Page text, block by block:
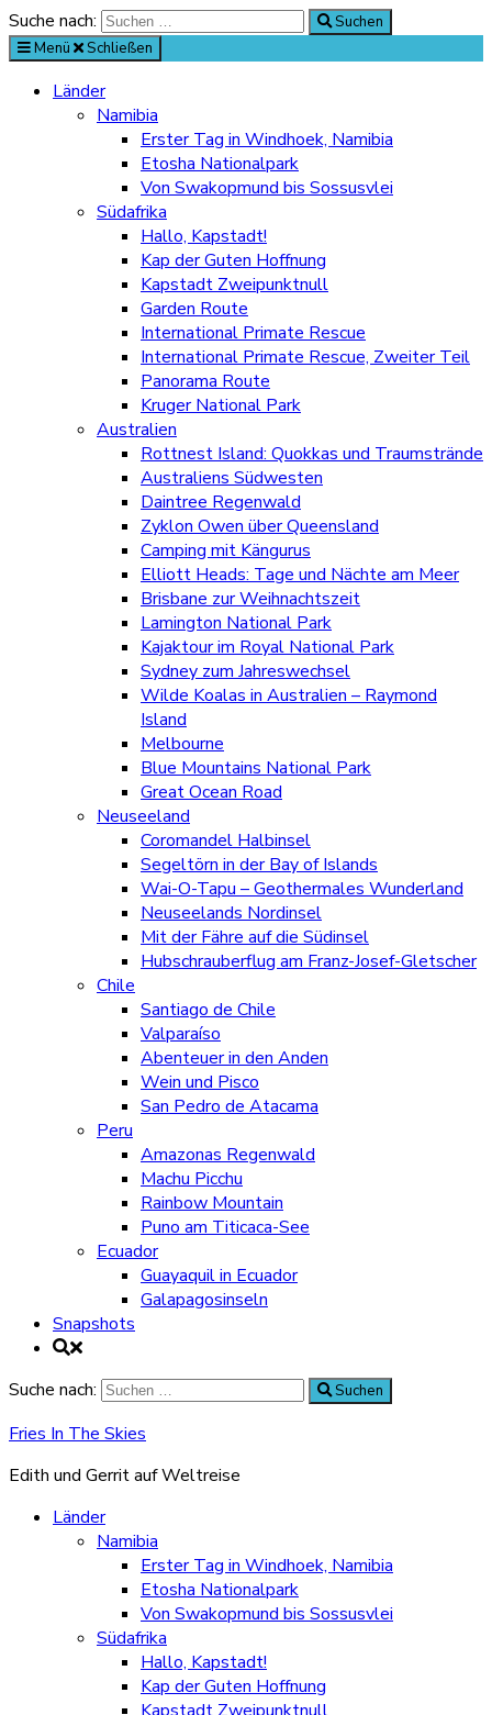
Suche nach:
Suchen
Menü
Schließen
Länder
Namibia
Erster Tag in Windhoek, Namibia
Etosha Nationalpark
Von Swakopmund bis Sossusvlei
Südafrika
Hallo, Kapstadt!
Kap der Guten Hoffnung
Kapstadt Zweipunktnull
Garden Route
International Primate Rescue
International Primate Rescue, Zweiter Teil
Panorama Route
Kruger National Park
Australien
Rottnest Island: Quokkas und Traumstrände
Australiens Südwesten
Daintree Regenwald
Zyklon Owen über Queensland
Camping mit Kängurus
Elliott Heads: Tage und Nächte am Meer
Brisbane zur Weihnachtszeit
Lamington National Park
Kajaktour im Royal National Park
Sydney zum Jahreswechsel
Wilde Koalas in Australien – Raymond
Island
Melbourne
Blue Mountains National Park
Great Ocean Road
Neuseeland
Coromandel Halbinsel
Segeltörn in der Bay of Islands
Wai-O-Tapu – Geothermales Wunderland
Neuseelands Nordinsel
Mit der Fähre auf die Südinsel
Hubschrauberflug am Franz-Josef-Gletscher
Chile
Santiago de Chile
Valparaíso
Abenteuer in den Anden
Wein und Pisco
San Pedro de Atacama
Peru
Amazonas Regenwald
Machu Picchu
Rainbow Mountain
Puno am Titicaca-See
Ecuador
Guayaquil in Ecuador
Galapagosinseln
Snapshots
Suche nach: Suchen
Fries In The Skies
Edith und Gerrit auf Weltreise
Länder
Namibia
Erster Tag in Windhoek, Namibia
Etosha Nationalpark
Von Swakopmund bis Sossusvlei
Südafrika
Hallo, Kapstadt!
Kap der Guten Hoffnung